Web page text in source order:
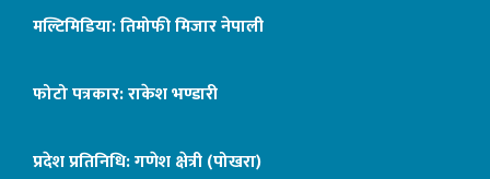
मल्टिमिडिया: तिमोफी मिजार नेपाली
फोटो पत्रकार: राकेश भण्डारी
प्रदेश प्रतिनिधि: गणेश क्षेत्री (पोखरा)